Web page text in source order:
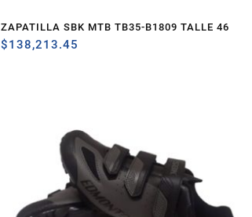
ZAPATILLA SBK MTB TB35-B1809 TALLE 46
$138,213.45